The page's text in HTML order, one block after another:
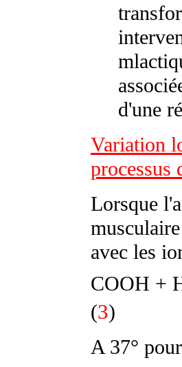
d'une
Variation
processus
Lorsque
avec les
COOH +
(3)
A 37°